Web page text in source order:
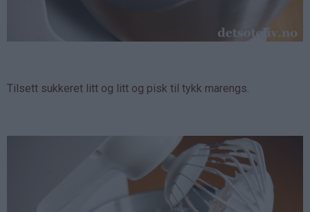
Tilsett sukkeret litt og litt og pisk til tykk marengs.